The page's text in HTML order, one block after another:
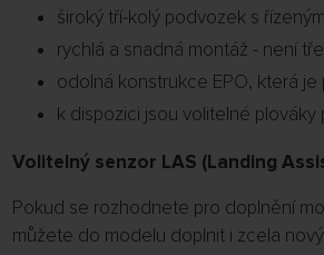
široký tří-kolý podvozek s
rychlá a snadná montáž - není
odolná konstrukce EPO, která je
k dispozici jsou volitelné plováky
Volitelný senzor LAS (Landing
Pokud se rozhodnete pro doplnění
můžete do modelu doplnit i zcela